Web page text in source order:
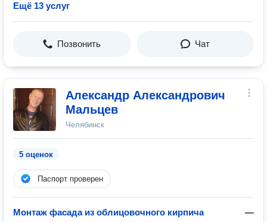
Ещё 13 услуг
Позвонить Чат
Александр Александрович
Мальцев
Челябинск
5 оценок
Паспорт проверен
Монтаж фасада из облицовочного кирпича —